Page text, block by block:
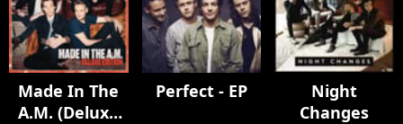
Made In The
A.M. (Deluxe
Perfect - EP
Night
Changes